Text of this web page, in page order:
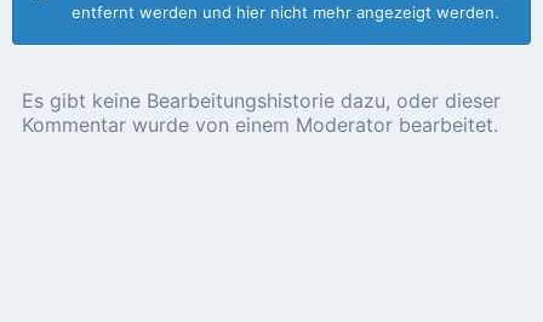
entfernt werden und hier nicht mehr angezeigt werden.
Es gibt keine Bearbeitungshistorie dazu, oder dieser
Kommentar wurde von einem Moderator bearbeitet.